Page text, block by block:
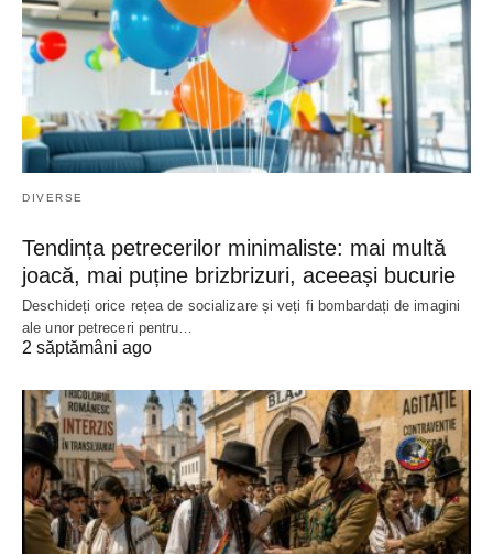
DIVERSE
Tendința petrecerilor minimaliste: mai multă
joacă, mai puține brizbrizuri, aceeași bucurie
Deschideți orice rețea de socializare și veți fi bombardați de imagini
ale unor petreceri pentru…
2 săptămâni ago